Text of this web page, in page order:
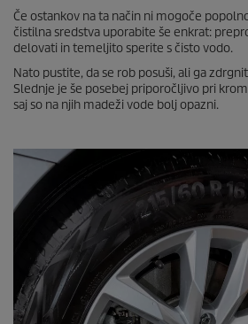
Če ostankov na ta način ni mogoče
čistilna sredstva uporabite še enkrat:
delovati in temeljito sperite s čisto vodo.
Nato pustite, da se rob posuši, ali ga
Slednje je še posebej priporočljivo pri
saj so na njih madeži vode bolj opazni.